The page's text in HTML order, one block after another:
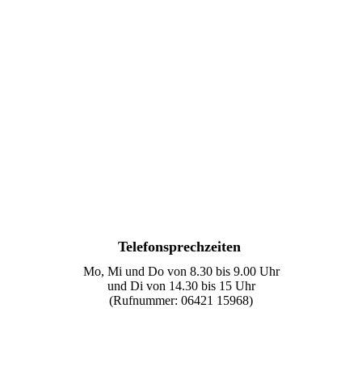
Telefonsprechzeiten
Mo, Mi und Do von 8.30 bis 9.00 Uhr
und Di von 14.30 bis 15 Uhr
(Rufnummer: 06421 15968)